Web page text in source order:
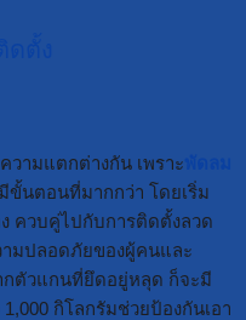
ามแตกต่างกัน เพราะ
ขั้นตอนที่มากกว่า โดยเริ่ม
ควบคู่ไปกับการติดตั้งลวด
มปลอดภัยของผู้คนและ
ตัวแกนที่ยึดอยู่หลุด ก็จะมี
กิโลกรัมช่วยป้องกันเอา